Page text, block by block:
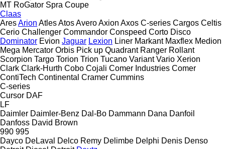
MT RoGator Spra Coupe
Claas
AresArion AtlesAtosAveroAxion Axos C-series Cargos Celtis
Cerio Challenger Commandor Conspeed Corto Disco
Dominator Evion Jaguar Lexion Liner Markant Maxflex Medion
Mega Mercator Orbis Pick up Quadrant Ranger Rollant
Scorpion Targo Torion Trion Tucano Variant Vario Xerion
Clark Clark-Hurth Cobo Cojali Comer Industries Comer
ContiTech Continental Cramer Cummins
C-series
Cursor DAF
LF
Daimler Daimler-Benz Dal-Bo Dammann Dana Danfoil
Danfoss David Brown
990 995
Dayco DeLaval Delco Remy Delimbe Delphi Denis Denso